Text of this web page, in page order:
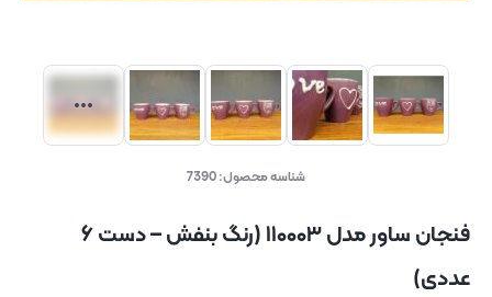
شناسه محصول:7390
فنجان ساور مدل ۱۱۰۰۰۳ (رنگ بنفش – دست ۶
عددی)